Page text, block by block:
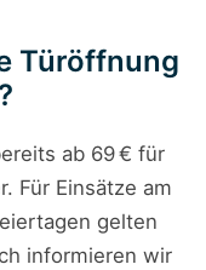
Türöffnung
ab 69 € für
Für Einsätze am
gelten
informieren wir